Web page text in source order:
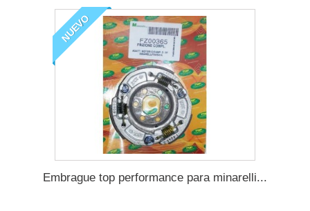
NUEVO
Embrague top performance para minarelli...